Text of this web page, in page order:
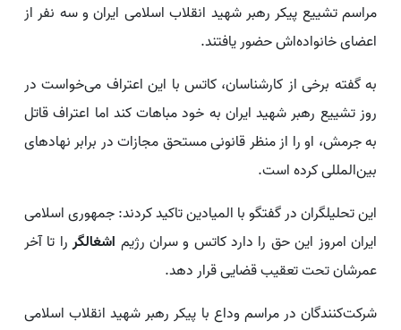
مراسم تشییع پیکر رهبر شهید انقلاب اسلامی ایران و سه نفر از
اعضای خانواده‌اش حضور یافتند.
به گفته برخی از کارشناسان، کاتس با این اعتراف می‌خواست در
روز تشییع رهبر شهید ایران به خود مباهات کند اما اعتراف قاتل
به جرمش، او را از منظر قانونی مستحق مجازات در برابر نهادهای
بین‌المللی کرده است.
این تحلیلگران در گفتگو با المیادین تاکید کردند: جمهوری اسلامی
ایران امروز این حق را دارد کاتس و سران رژیم اشغالگررا تا آخر
عمرشان تحت تعقیب قضایی قرار دهد.
شرکت‌کنندگان در مراسم وداع با پیکر رهبر شهید انقلاب اسلامی